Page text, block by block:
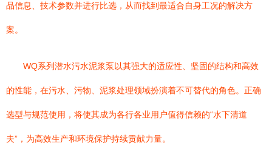
品信息、技术参数并进行比选，从而找到最适合自身工况的解决方
案。
WQ系列潜水污水泥浆泵以其强大的适应性、坚固的结构和高效
的性能，在污水、污物、泥浆处理领域扮演着不可替代的角色。正确
选型与规范使用，将使其成为各行各业用户值得信赖的“水下清道
夫”，为高效生产和环境保护持续贡献力量。